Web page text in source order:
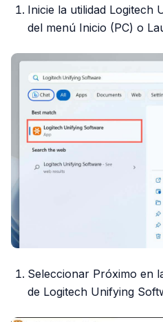
Inicie la utilidad Logitech
del menú Inicio (PC) o
Seleccionar Próximo en
de Logitech Unifying